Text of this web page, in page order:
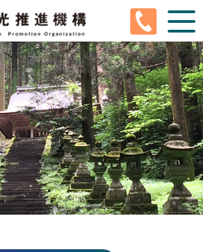
Ko Tw Cn
高森町とは
森観光推進機構とは
観光情報
ベントカレンダー